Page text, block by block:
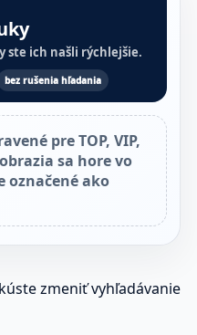
ste ich našli rýchlejšie.
bez rušenia hľadania
pre TOP, VIP,
sa hore vo
označené ako
zmeniť vyhľadávanie